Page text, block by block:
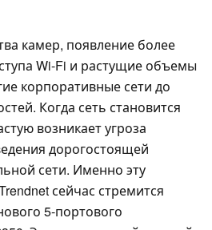
камер, появление более
Wi-Fi и растущие объемы
корпоративные сети до
Когда сеть становится
возникает угроза
дорогостоящей
сети. Именно эту
сейчас стремится
5-портового